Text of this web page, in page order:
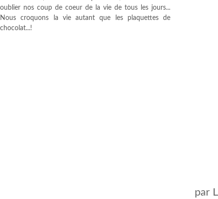
par
oublier nos coup de coeur de la vie de tous les jours...
Nous croquons la vie autant que les plaquettes de
chocolat...!